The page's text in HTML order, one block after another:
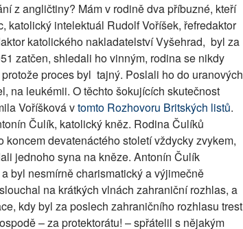
z angličtiny? Mám v rodině dva příbuzné, kteří
katolický intelektuál Rudolf Voříšek, řefredaktor
katolického nakladatelství Vyšehrad, byl za
zatčen, shledali ho vinným, rodina se nikdy
proces byl tajný. Poslali ho do uranových
na leukémii. O těchto šokujících skutečnost
Voříšková vtomto Rozhovoru Britských listů.
Čulík, katolický kněz. Rodina Čulíků
devatenáctého století vždycky zvykem,
jednoho syna na kněze. Antonín Čulík
byl nesmírně charismatický a výjimečně
na krátkých vlnách zahraniční rozhlas, a
kdy byl za poslech zahraničního rozhlasu trest
– za protektorátu! – spřátelil s nějakým